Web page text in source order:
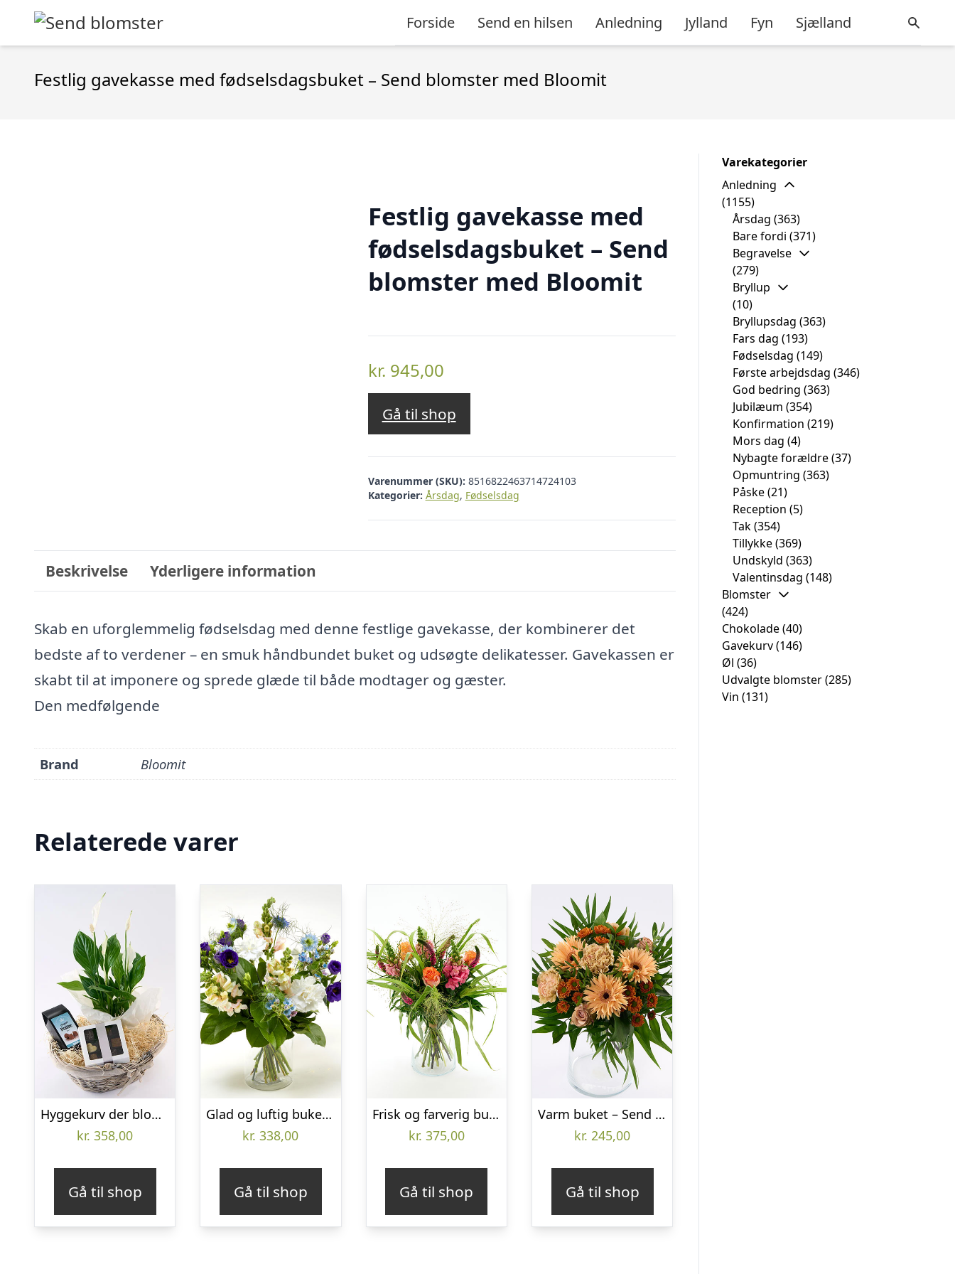
Forside Send en hilsen Anledning Jylland Fyn Sjælland
Festlig gavekasse med fødselsdagsbuket – Send blomster med Bloomit
Festlig gavekasse med
fødselsdagsbuket – Send
blomster med Bloomit
kr. 945,00
Gå til shop
Varenummer (SKU): 8516822463714724103
Kategorier: Årsdag, Fødselsdag
Beskrivelse Yderligere information
Skab en uforglemmelig fødselsdag med denne festlige gavekasse, der kombinerer det
bedste af to verdener – en smuk håndbundet buket og udsøgte delikatesser. Gavekassen er
skabt til at imponere og sprede glæde til både modtager og gæster.
Den medfølgende
Brand Bloomit
Relaterede varer
Hyggekurv der blomstrer med chokolade – Send blomster med Bloomit
kr. 358,00
Gå til shop
Glad og luftig buket – Send blomster med Bloomit
kr. 338,00
Gå til shop
Frisk og farverig buket – Send blomster med Bloomit
kr. 375,00
Gå til shop
Varm buket – Send blomster med Bloomit
kr. 245,00
Gå til shop
Varekategorier
Anledning
(1155)
Årsdag (363)
Bare fordi (371)
Begravelse
(279)
Bryllup
(10)
Bryllupsdag (363)
Fars dag (193)
Fødselsdag (149)
Første arbejdsdag (346)
God bedring (363)
Jubilæum (354)
Konfirmation (219)
Mors dag (4)
Nybagte forældre(37)
Opmuntring (363)
Påske(21)
Reception (5)
Tak(354)
Tillykke(369)
Undskyld (363)
Valentinsdag (148)
Blomster
(424)
Chokolade(40)
Gavekurv(146)
Øl (36)
Udvalgte blomster(285)
Vin (131)